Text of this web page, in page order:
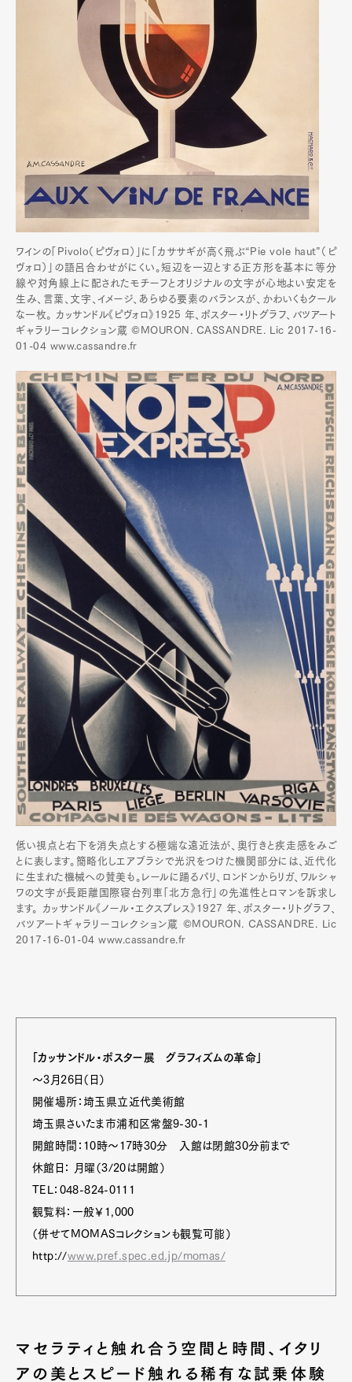
ワインの「Pivolo（ピヴォロ）」に「カササギが高く飛ぶ“Pie vole haut”（ピ
ヴォロ）」の語呂合わせがにくい。短辺を一辺とする正方形を基本に等分
線や対角線上に配されたモチーフとオリジナルの文字が心地よい安定を
生み、言葉、文字、イメージ、あらゆる要素のバランスが、かわいくもクール
な一枚。 カッサンドル《ピヴォロ》1925 年、ポスター・リトグラフ、バツアート
ギャラリーコレクション蔵 ©MOURON. CASSANDRE. Lic 2017-16-
01-04 www.cassandre.fr
低い視点と右下を消失点とする極端な遠近法が、奥行きと疾走感をみご
とに表します。簡略化しエアブラシで光沢をつけた機関部分には、近代化
に生まれた機械への賛美も。レールに踊るパリ、ロンドンからリガ、ワルシャ
ワの文字が長距離国際寝台列車「北方急行」の先進性とロマンを訴求し
ます。 カッサンドル《ノール・エクスプレス》1927 年、ポスター・リトグラフ、
バツアートギャラリーコレクション蔵 ©MOURON. CASSANDRE. Lic
2017-16-01-04 www.cassandre.fr
「カッサンドル・ポスター展 グラフィズムの革命」
～3月26日（日）
開催場所：埼玉県立近代美術館
埼玉県さいたま市浦和区常盤9-30-1
開館時間：10時～17時30分 入館は閉館30分前まで
休館日： 月曜（3/20は開館）
TEL：048-824-0111
観覧料：一般￥1,000
（併せてMOMASコレクションも観覧可能）
http://www.pref.spec.ed.jp/momas/
マセラティと触れ合う空間と時間、イタリ
アの美とスピード触れる稀有な試乗体験